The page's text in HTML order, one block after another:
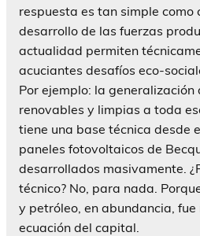
respuesta es tan simple como
desarrollo de las fuerzas
actualidad permiten
acuciantes desafíos eco-
Por ejemplo: la generalización
renovables y limpias a toda
tiene una base técnica desde
paneles fotovoltaicos de
desarrollados masivamente.
técnico? No, para nada.
y petróleo, en abundancia,
ecuación del capital.